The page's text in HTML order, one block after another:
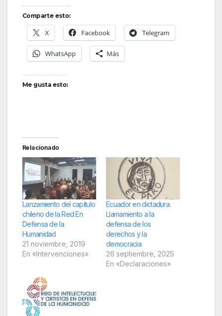
Comparte esto:
X Facebook Telegram
WhatsApp Más
Me gusta esto:
Relacionado
Lanzamiento del capítulo
chileno de la Red En
Defensa de la
Humanidad
21 noviembre, 2019
En «Intervenciones»
Ecuador en dictadura.
Llamamiento a la
defensa de los
derechos y la
democracia
26 septiembre, 2025
En «Declaraciones»